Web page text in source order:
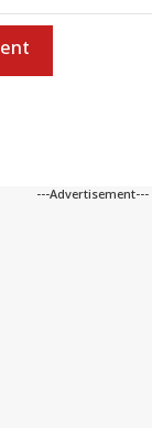
---Advertisement---